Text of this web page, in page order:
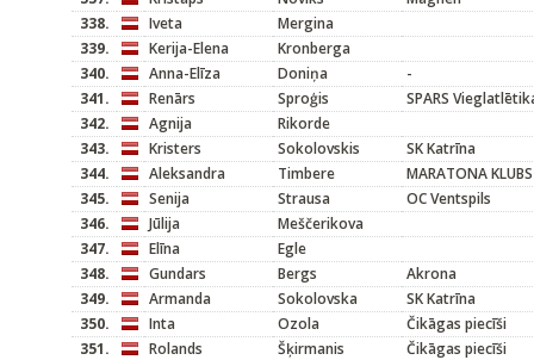
338.
Iveta
Mergina
339.
Kerija-Elena
Kronberga
340.
Anna-Elīza Doniņa
-
341.
Renārs Sproģis
SPARS
342.
Agnija
Rikorde
343.
Kristers Sokolovskis
SK Katrīna
344.
Aleksandra Timbere
MARATONA KLUBS
345.
Senija Strausa
OC Ventspils
346.
Jūlija
Meščerikova
347.
Elīna
Egle
348.
Gundars Bergs
Akrona
349.
Armanda Sokolovska
SK Katrīna
350.
Inta Ozola
Čikāgas piecīši
351.
Rolands Šķirmanis
Čikāgas piecīši